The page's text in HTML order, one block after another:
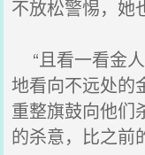
不放松警惕，她
“且看一看金
地看向不远处的
重整旗鼓向他们
的杀意，比之前